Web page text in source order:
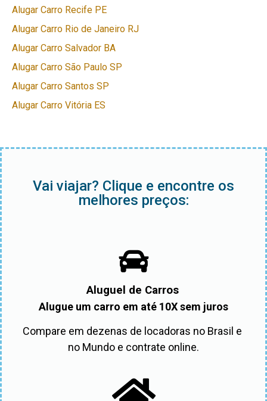
Alugar Carro Recife PE
Alugar Carro Rio de Janeiro RJ
Alugar Carro Salvador BA
Alugar Carro São Paulo SP
Alugar Carro Santos SP
Alugar Carro Vitória ES
Vai viajar? Clique e encontre os
melhores preços:
Aluguel de Carros
Alugue um carro em até 10X sem juros
Compare em dezenas de locadoras no Brasil e
no Mundo e contrate online.